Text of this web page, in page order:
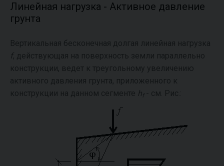
Линейная нагрузка - Активное давление
грунта
Вертикальная бесконечная долгая линейная нагрузка
f, действующая на поверхность земли параллельно
конструкции, ведет к треугольному увеличению
активного давления грунта, приложенного к
конструкции на данном сегменте hf - см. Рис.: